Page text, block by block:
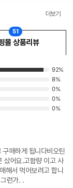
더보기
몰 상품리뷰
51
92%
8%
0%
0%
0%
매하게 됩니다비오틴
샀어요.고함량 이고 사
해서 먹어보려고 합니
런가. .